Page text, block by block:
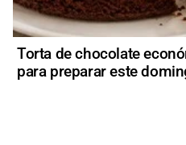
Torta de chocolate
para preparar este